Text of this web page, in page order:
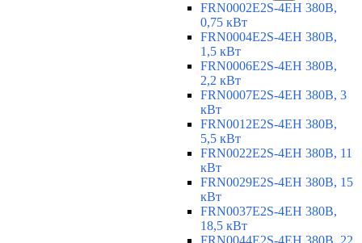
FRN0002E2S-4EH 380В,
0,75 кВт
FRN0004E2S-4EH 380В,
1,5 кВт
FRN0006E2S-4EH 380В,
2,2 кВт
FRN0007E2S-4EH 380В, 3
кВт
FRN0012E2S-4EH 380В,
5,5 кВт
FRN0022E2S-4EH 380В, 11
кВт
FRN0029E2S-4EH 380В, 15
кВт
FRN0037E2S-4EH 380В,
18,5 кВт